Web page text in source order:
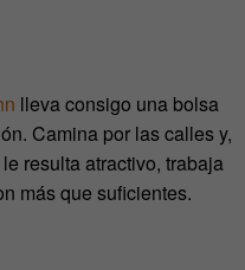
lleva consigo una bolsa
Camina por las calles y,
resulta atractivo, trabaja
más que suficientes.